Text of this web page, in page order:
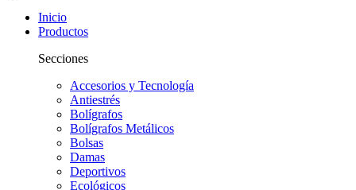
Inicio
Productos
Secciones
Accesorios y Tecnología
Antiestrés
Bolígrafos
Bolígrafos Metálicos
Bolsas
Damas
Deportivos
Ecológicos